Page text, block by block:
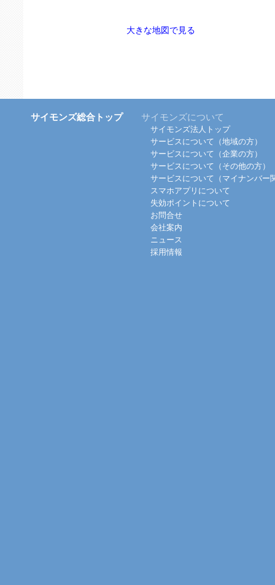
大きな地図で見る
サイモンズ総合トップ サイモンズについて
サイモンズ法人トップ
サービスについて（地域の方）
サービスについて（企業の方）
サービスについて（その他の方）
サービスについて（マイナンバー
スマホアプリについて
失効ポイントについて
お問合せ
会社案内
ニュース
採用情報